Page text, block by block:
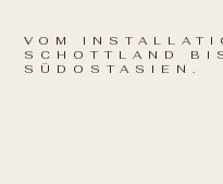
VOM
SCHOTTLAND
SÜDOSTASIEN.